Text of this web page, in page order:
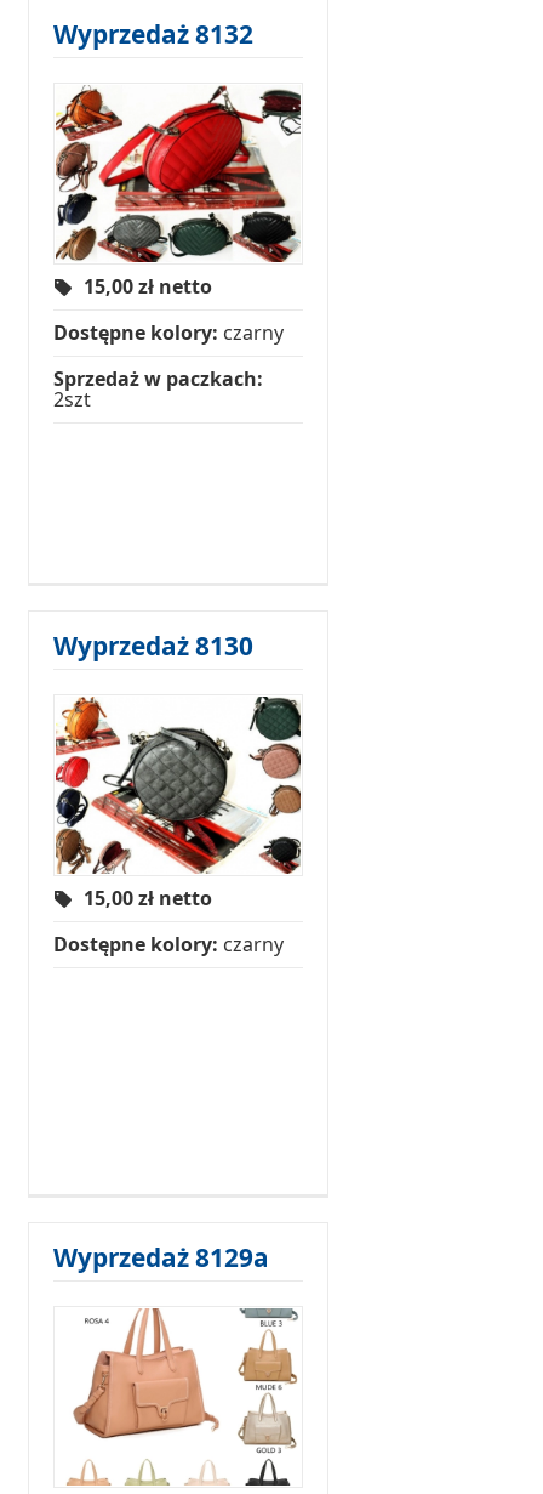
Wyprzedaż 8132
15,00zł netto
Dostępne kolory: czarny
Sprzedaż w paczkach:
2szt
Wyprzedaż 8130
15,00zł netto
Dostępne kolory: czarny
Wyprzedaż 8129a